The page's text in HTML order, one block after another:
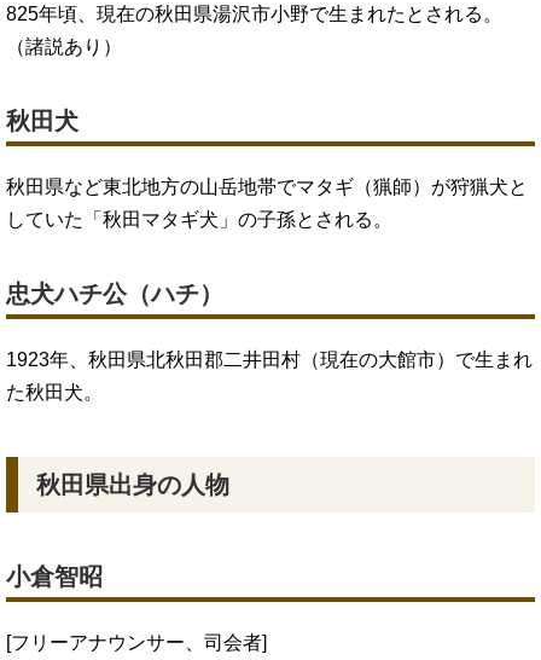
825年頃、現在の秋田県湯沢市小野で生まれたとされる。
（諸説あり）
秋田犬
秋田県など東北地方の山岳地帯でマタギ（猟師）が狩猟犬と
していた「秋田マタギ犬」の子孫とされる。
忠犬ハチ公（ハチ）
1923年、秋田県北秋田郡二井田村（現在の大館市）で生まれ
た秋田犬。
秋田県出身の人物
小倉智昭
[フリーアナウンサー、司会者]